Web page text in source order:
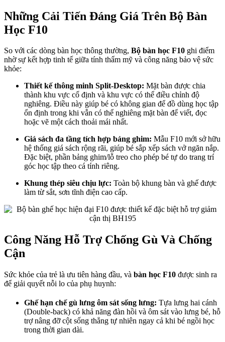
Những Cải Tiến Đáng Giá Trên Bộ Bàn
Học F10
So với các dòng bàn học thông thường, Bộ bàn học F10 ghi điểm
nhờ sự kết hợp tinh tế giữa tính thẩm mỹ và công năng bảo vệ sức
khỏe:
Thiết kế thông minh Split-Desktop: Mặt bàn được chia
thành khu vực cố định và khu vực có thể điều chỉnh độ
nghiêng. Điều này giúp bé có không gian để đồ dùng học tập
ổn định trong khi vẫn có thể nghiêng mặt bàn để viết, đọc
hoặc vẽ một cách thoải mái nhất.
Giá sách đa tầng tích hợp bảng ghim: Mẫu F10 mới sở hữu
hệ thống giá sách rộng rãi, giúp bé sắp xếp sách vở ngăn nắp.
Đặc biệt, phần bảng ghim/lỗ treo cho phép bé tự do trang trí
góc học tập theo cá tính riêng.
Khung thép siêu chịu lực: Toàn bộ khung bàn và ghế được
làm từ sắt, sơn tĩnh điện cao cấp.
Công Năng Hỗ Trợ Chống Gù Và Chống
Cận
Sức khỏe của trẻ là ưu tiên hàng đầu, và bàn học F10 được sinh ra
để giải quyết nỗi lo của phụ huynh:
Ghế hạn chế gù lưng ôm sát sống lưng: Tựa lưng hai cánh
(Double-back) có khả năng đàn hồi và ôm sát vào lưng bé, hỗ
trợ nâng đỡ cột sống thẳng tự nhiên ngay cả khi bé ngồi học
trong thời gian dài.